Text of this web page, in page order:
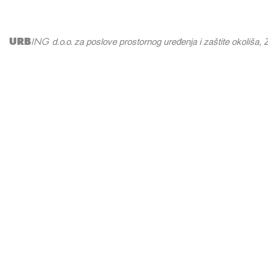
URBING d.o.o. za poslove prostornog uređenja i zaštite